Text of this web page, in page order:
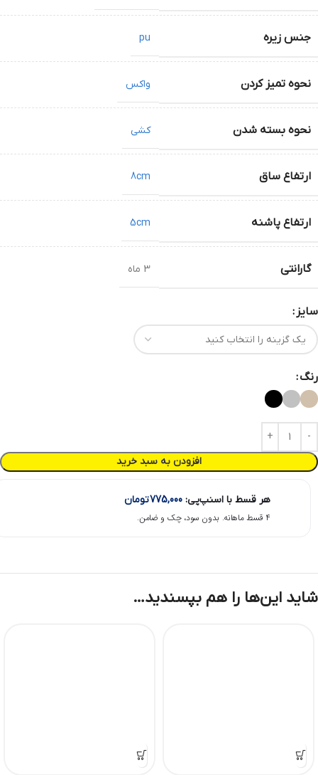
جنس زیره pu
نحوه تمیز کردن واکس
نحوه بسته شدن کشی
ارتفاع ساق 8cm
ارتفاع پاشنه 5cm
گارانتی 3 ماه
سایز
رنگ
افزودن به سبد خرید
هر قسط با اسنپ‌پی: 775,000تومان
۴ قسط ماهانه. بدون سود، چک و ضامن.
شاید این‌ها را هم بپسندید…